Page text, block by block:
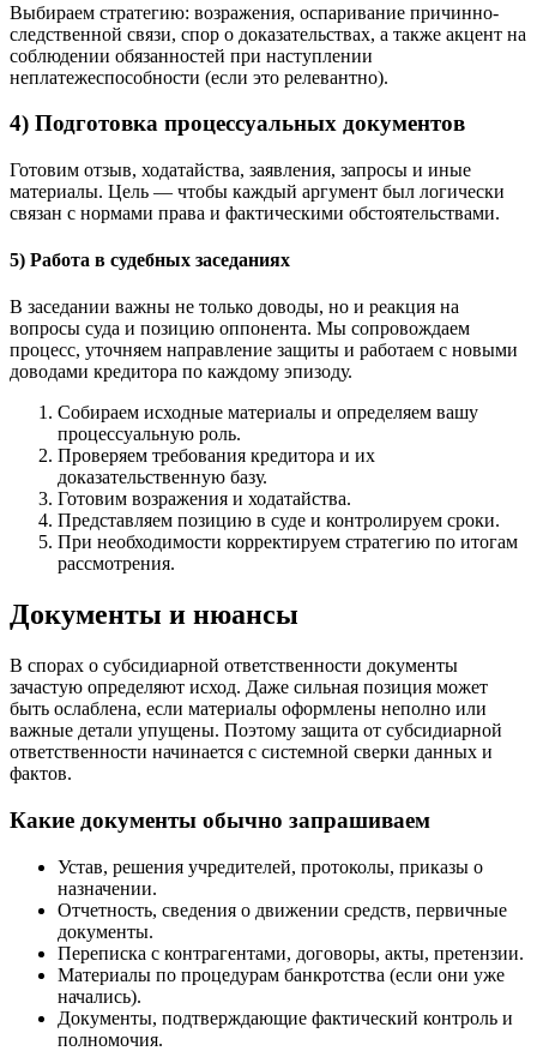
Выбираем стратегию: возражения, оспаривание причинно-
следственной связи, спор о доказательствах, а также акцент на
соблюдении обязанностей при наступлении
неплатежеспособности (если это релевантно).
4) Подготовка процессуальных документов
Готовим отзыв, ходатайства, заявления, запросы и иные
материалы. Цель — чтобы каждый аргумент был логически
связан с нормами права и фактическими обстоятельствами.
5) Работа в судебных заседаниях
В заседании важны не только доводы, но и реакция на
вопросы суда и позицию оппонента. Мы сопровождаем
процесс, уточняем направление защиты и работаем с новыми
доводами кредитора по каждому эпизоду.
Собираем исходные материалы и определяем вашу
процессуальную роль.
Проверяем требования кредитора и их
доказательственную базу.
Готовим возражения и ходатайства.
Представляем позицию в суде и контролируем сроки.
При необходимости корректируем стратегию по итогам
рассмотрения.
Документы и нюансы
В спорах о субсидиарной ответственности документы
зачастую определяют исход. Даже сильная позиция может
быть ослаблена, если материалы оформлены неполно или
важные детали упущены. Поэтому защита от субсидиарной
ответственности начинается с системной сверки данных и
фактов.
Какие документы обычно запрашиваем
Устав, решения учредителей, протоколы, приказы о
назначении.
Отчетность, сведения о движении средств, первичные
документы.
Переписка с контрагентами, договоры, акты, претензии.
Материалы по процедурам банкротства (если они уже
начались).
Документы, подтверждающие фактический контроль и
полномочия.